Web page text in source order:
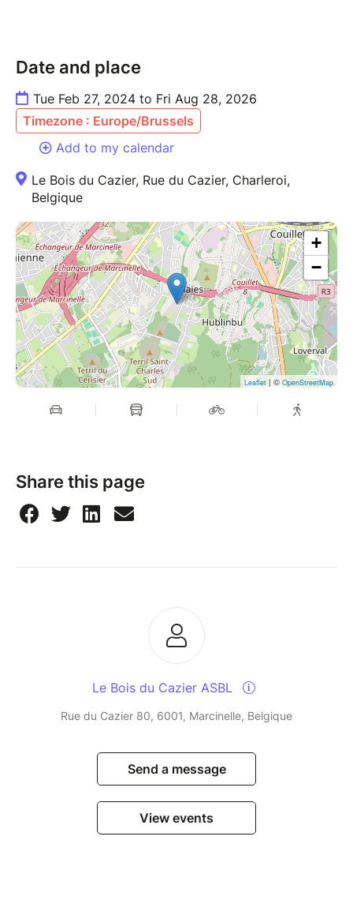
Date and place
Tue Feb 27, 2024 to Fri Aug 28, 2026
Timezone : Europe/Brussels
Add to my calendar
Le Bois du Cazier, Rue du Cazier, Charleroi,
Belgique
+
−
Leaflet | ©OpenStreetMap
Share this page
Le Bois du Cazier ASBL
Rue du Cazier 80, 6001, Marcinelle, Belgique
Send a message
View events